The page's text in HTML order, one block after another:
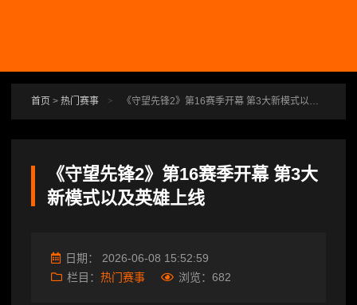
首页 > 热门赛事 > 《守望先锋2》第16赛季开幕 第3大新模式以及英雄上线
《守望先锋2》第16赛季开幕 第3大
新模式以及英雄上线
日期： 2026-06-08 15:52:59
栏目： 热门赛事 浏览： 682